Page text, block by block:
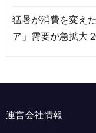
猛暑が消費を変え
ア」需要が急拡大
運営会社情報